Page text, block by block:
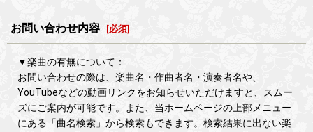
お問い合わせ内容 [必須]
▼楽曲の有無について：
お問い合わせの際は、楽曲名・作曲者名・演奏者名や、
YouTubeなどの動画リンクをお知らせいただけますと、スムー
ズにご案内が可能です。また、当ホームページの上部メニュー
にある「曲名検索」から検索もできます。検索結果に出ない楽